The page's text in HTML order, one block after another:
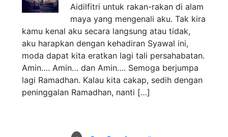
Aidilfitri untuk rakan-rakan di alam
maya yang mengenali aku. Tak kira
kamu kenal aku secara langsung atau tidak,
aku harapkan dengan kehadiran Syawal ini,
moda dapat kita eratkan lagi tali persahabatan.
Amin…. Amin… dan Amin…. Semoga berjumpa
lagi Ramadhan. Kalau kita cakap, sedih dengan
peninggalan Ramadhan, nanti […]